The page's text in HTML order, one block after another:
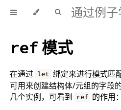
ref模式
在通过 let 绑定来进行模式匹
可用来创建结构体/元组的字段
几个实例，可看到
ref 的作用：